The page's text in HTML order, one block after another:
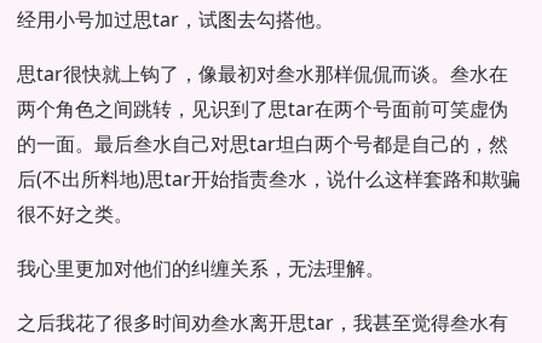
经用小号加过思tar，试图去勾搭他。
思tar很快就上钩了，像最初对叁水那样侃侃而谈。叁水在
两个角色之间跳转，见识到了思tar在两个号面前可笑虚伪
的一面。最后叁水自己对思tar坦白两个号都是自己的，然
后(不出所料地)思tar开始指责叁水，说什么这样套路和欺骗
很不好之类。
我心里更加对他们的纠缠关系，无法理解。
之后我花了很多时间劝叁水离开思tar，我甚至觉得叁水有